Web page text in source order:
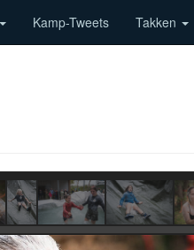
Kamp-Tweets Takken